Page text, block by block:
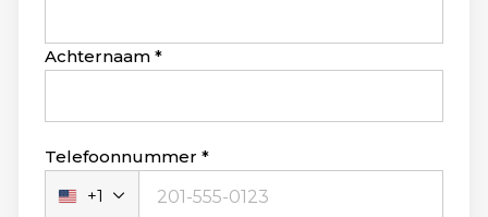
Achternaam
Telefoonnummer
Verenigde
+1